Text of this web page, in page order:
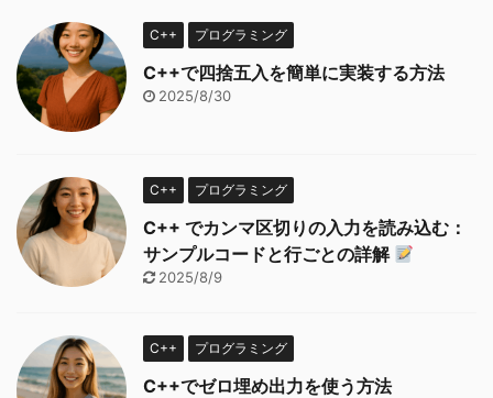
C++ プログラミング
C++で四捨五入を簡単に実装する方法
2025/8/30
C++ プログラミング
C++ でカンマ区切りの入力を読み込む：
サンプルコードと行ごとの詳解
2025/8/9
C++ プログラミング
C++でゼロ埋め出力を使う方法